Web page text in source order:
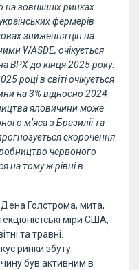
на зовнішніх ринках
фермерів
зниження цін на
WASDE, очікується
ВРХ до кінця 2025 року.
році в світі очікується
на 3% відносно 2024
яловичини може
м’яса з Бразилії та
скорочення
червоного
на тому ж рівні в
Дена Голстрома, мита,
міри США,
та травні.
ринки збуту
був активним в